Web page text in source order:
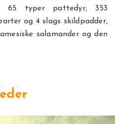
65 typer pattedyr, 353
og 4 slags skildpadder,
salamander og den